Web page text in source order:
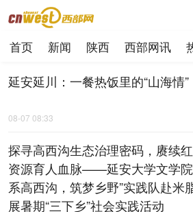
首页 新闻 陕西 西部网讯
延安延川：一餐热饭里的“山海情”
08-07 08:33
探寻高西沟生态治理密码，赓续
资源育人血脉——延安大学文学院
系高西沟，筑梦乡野”实践队赴米
展暑期“三下乡”社会实践活动